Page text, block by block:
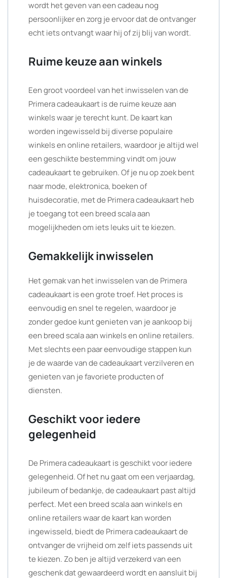
wordt het geven van een cadeau nog
persoonlijker en zorg je ervoor dat de ontvanger
echt iets ontvangt waar hij of zij blij van wordt.
Ruime keuze aan winkels
Een groot voordeel van het inwisselen van de
Primera cadeaukaart is de ruime keuze aan
winkels waar je terecht kunt. De kaart kan
worden ingewisseld bij diverse populaire
winkels en online retailers, waardoor je altijd wel
een geschikte bestemming vindt om jouw
cadeaukaart te gebruiken. Of je nu op zoek bent
naar mode, elektronica, boeken of
huisdecoratie, met de Primera cadeaukaart heb
je toegang tot een breed scala aan
mogelijkheden om iets leuks uit te kiezen.
Gemakkelijk inwisselen
Het gemak van het inwisselen van de Primera
cadeaukaart is een grote troef. Het proces is
eenvoudig en snel te regelen, waardoor je
zonder gedoe kunt genieten van je aankoop bij
een breed scala aan winkels en online retailers.
Met slechts een paar eenvoudige stappen kun
je de waarde van de cadeaukaart verzilveren en
genieten van je favoriete producten of
diensten.
Geschikt voor iedere
gelegenheid
De Primera cadeaukaart is geschikt voor iedere
gelegenheid. Of het nu gaat om een verjaardag,
jubileum of bedankje, de cadeaukaart past altijd
perfect. Met een breed scala aan winkels en
online retailers waar de kaart kan worden
ingewisseld, biedt de Primera cadeaukaart de
ontvanger de vrijheid om zelf iets passends uit
te kiezen. Zo ben je altijd verzekerd van een
geschenk dat gewaardeerd wordt en aansluit bij